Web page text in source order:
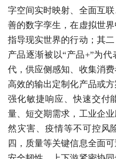
字空间实时映射、全面互
善的数字孪生，在虚拟世
指导现实世界的行动；其
产品逐渐被以“产品+”为
代，供应侧感知、收集消
高效的输出定制化产品或
强化敏捷响应、快速交付
量、短交期需求，工业企
然灾害、疫情等不可控风
四，质量等关键信息全面